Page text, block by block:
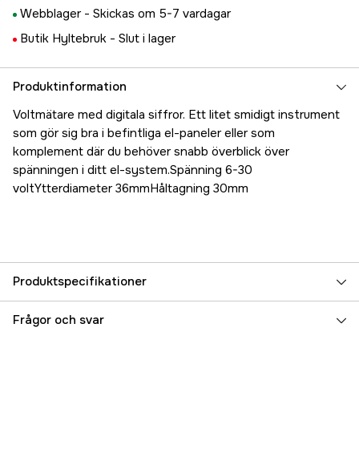
Webblager - Skickas om 5-7 vardagar
Butik Hyltebruk - Slut i lager
Produktinformation
Voltmätare med digitala siffror. Ett litet smidigt instrument
som gör sig bra i befintliga el-paneler eller som
komplement där du behöver snabb överblick över
spänningen i ditt el-system.Spänning 6-30
voltYtterdiameter 36mmHåltagning 30mm
Produktspecifikationer
Referensnummer 5000025787
Frågor och svar